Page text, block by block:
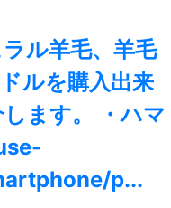
ル羊毛、羊毛
ルを購入出来
ます。 ・ハマ
p...